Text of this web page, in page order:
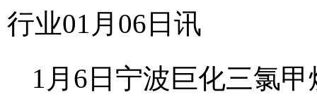
行业01月06日讯
1月6日宁波巨化三氯